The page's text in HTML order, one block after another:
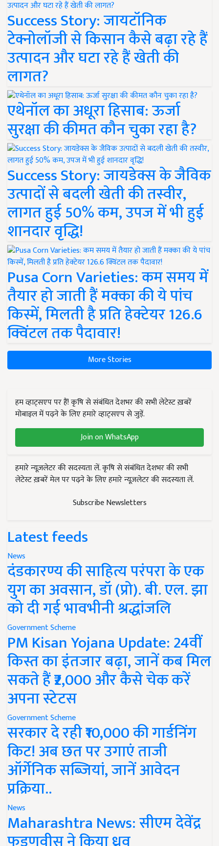
Success Story: जायटॉनिक
टेक्नोलॉजी से किसान कैसे बढ़ा रहे हैं
उत्पादन और घटा रहे हैं खेती की
लागत?
एथेनॉल का अधूरा हिसाब: ऊर्जा
सुरक्षा की कीमत कौन चुका रहा है?
Success Story: जायडेक्स के जैविक
उत्पादों से बदली खेती की तस्वीर,
लागत हुई 50% कम, उपज में भी हुई
शानदार वृद्धि!
Pusa Corn Varieties: कम समय में
तैयार हो जाती हैं मक्का की ये पांच
किस्में, मिलती है प्रति हेक्टेयर 126.6
क्विंटल तक पैदावार!
More Stories
हम व्हाट्सएप पर हैं! कृषि से संबंधित देशभर की सभी लेटेस्ट ख़बरें
मोबाइल में पढ़ने के लिए हमारे व्हाट्सएप से जुड़ें.
Join on WhatsApp
हमारे न्यूज़लेटर की सदस्यता लें. कृषि से संबंधित देशभर की सभी
लेटेस्ट ख़बरें मेल पर पढ़ने के लिए हमारे न्यूज़लेटर की सदस्यता लें.
Subscribe Newsletters
Latest feeds
News
दंडकारण्य की साहित्य परंपरा के एक
युग का अवसान, डॉ (प्रो). बी. एल. झा
को दी गई भावभीनी श्रद्धांजलि
Government Scheme
PM Kisan Yojana Update: 24वीं
किस्त का इंतजार बढ़ा, जानें कब मिल
सकते हैं ₹2,000 और कैसे चेक करें
अपना स्टेटस
Government Scheme
सरकार दे रही ₹10,000 की गार्डनिंग
किट! अब छत पर उगाएं ताजी
ऑर्गेनिक सब्जियां, जानें आवेदन
प्रक्रिया..
News
Maharashtra News: सीएम देवेंद्र